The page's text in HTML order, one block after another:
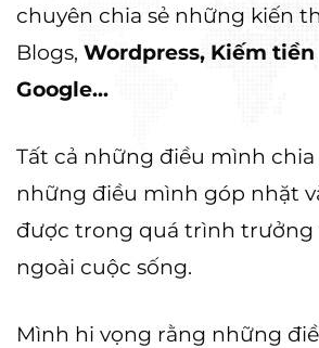
chuyên chia sẻ những kiến
Blogs, Wordpress, Kiếm tiền
Google...
Tất cả những điều mình chia
những điều mình góp nhặt
được trong quá trình trưởng
ngoài cuộc sống.
Mình hi vọng rằng những